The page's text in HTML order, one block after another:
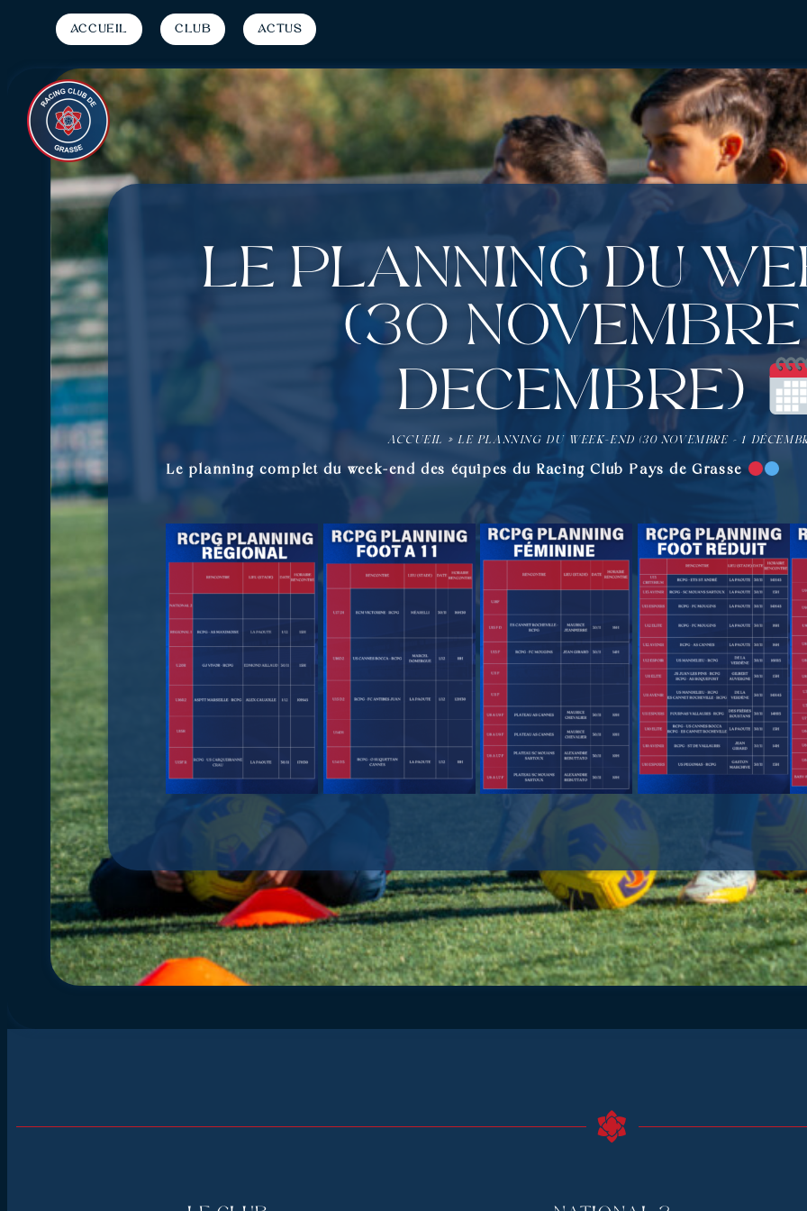
Accueil Club Actus
Le planning du
(30 novembre
décembre)
ACCUEIL » LE PLANNING DU WEEK-END (30 NOVEMBRE – 1
Le planning complet du week-end des équipes du Racing Club Pays de Grasse